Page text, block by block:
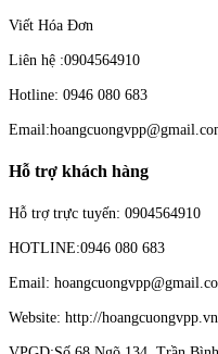
Viết Hóa Đơn
Liên hệ :0904564910
Hotline: 0946 080 683
Hỗ trợ khách hàng
Hỗ trợ trực tuyến: 0904564910
HOTLINE:0946 080 683
Email:
Website: http://